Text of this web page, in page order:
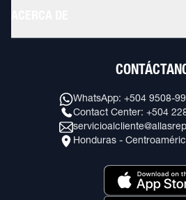
WhatsApp: +504 9508-
Contact Center: +504
Honduras -